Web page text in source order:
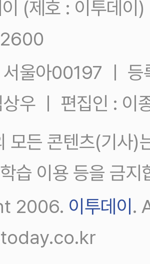
(제호 : 이투데
서울아00197 ㅣ
우 ㅣ 편집인 : 이
모든 콘텐츠(기사)
습 이용 등을 금지
2006. 이투데이 .